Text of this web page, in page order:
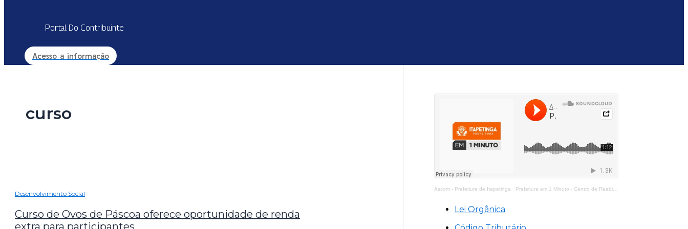
Portal Do Contribuinte
Acesso a informação
curso
Desenvolvimento Social
Curso de Ovos de Páscoa oferece oportunidade de renda
extra para participantes
Ascom - Prefeitura de Itapetinga · Prefeitura em 1 Minuto - Centro de Reabilitação Equoterapia Manoela
Lei Orgânica